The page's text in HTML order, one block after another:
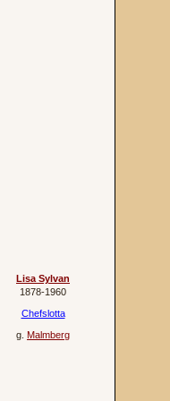
Lisa Sylvan
1878‐1960
Chefslotta
g. Malmberg